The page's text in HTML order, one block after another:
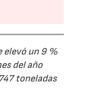
elevó un 9 %
del año
toneladas